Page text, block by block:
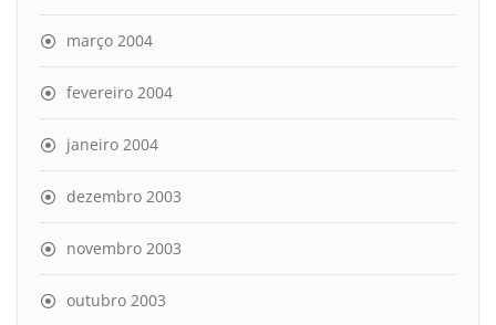
março 2004
fevereiro 2004
janeiro 2004
dezembro 2003
novembro 2003
outubro 2003